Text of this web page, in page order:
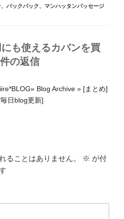
、 バックパック、 マンハッタンパッセージ
も使えるカバンを買
の返信
Blog Archive » [まとめ]
日blog更新]
ることはありません。 ※ が付